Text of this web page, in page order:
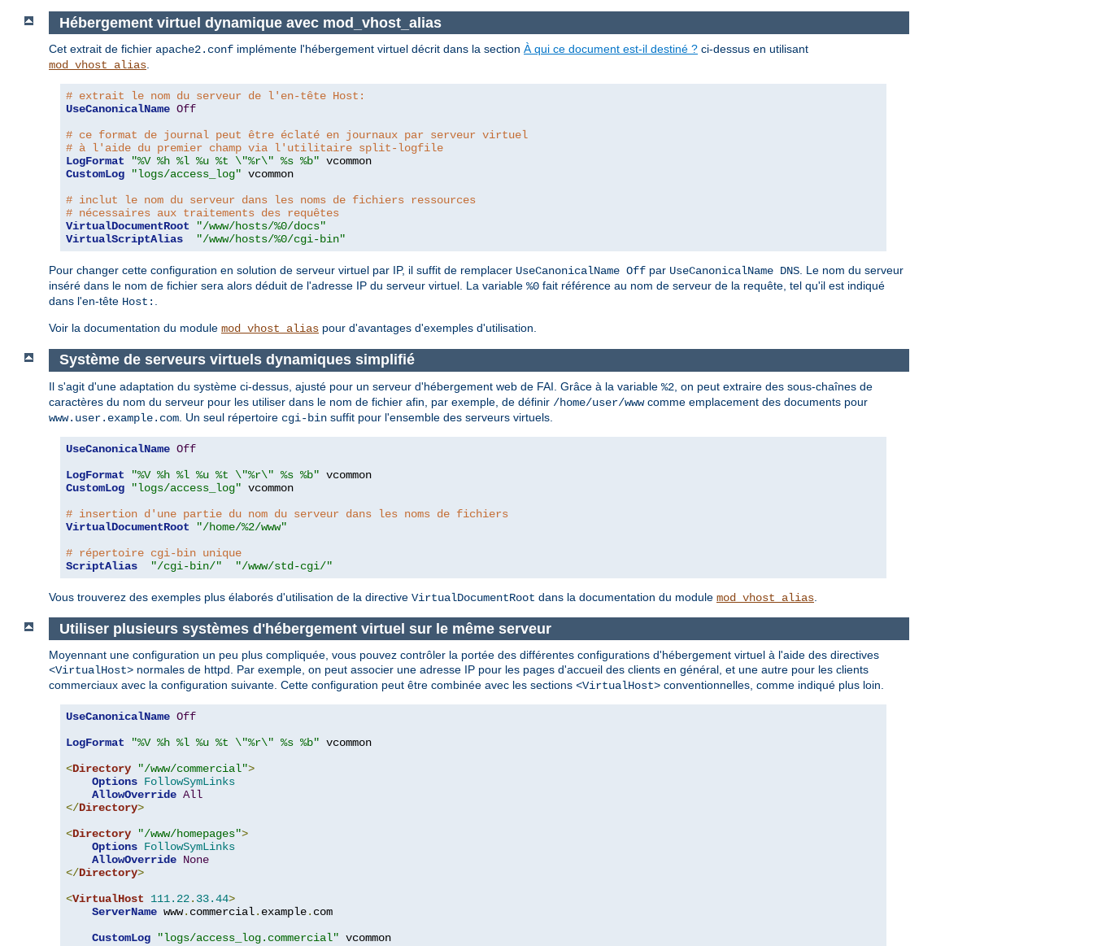
Hébergement virtuel dynamique avec mod_vhost_alias
Cet extrait de fichier apache2.conf implémente l'hébergement virtuel décrit dans la section À qui ce document est-il destiné ? ci-dessus en utilisant
mod_vhost_alias.
# extrait le nom du serveur de l'en-tête Host:
UseCanonicalName Off
# ce format de journal peut être éclaté en journaux par serveur virtuel
# à l'aide du premier champ via l'utilitaire split-logfile
LogFormat
"%V %h %l %u %t \"%r\" %s %b"
CustomLog
"logs/access_log" vcommon
# inclut le nom du serveur dans les noms de fichiers ressources
# nécessaires aux traitements des requêtes
VirtualDocumentRoot
"/www/hosts/%0/docs"
VirtualScriptAlias
"/www/hosts/%0/cgi-bin"
Pour changer cette configuration en solution de serveur virtuel par IP, il suffit de remplacer UseCanonicalName Off par UseCanonicalName DNS. Le nom du serveur
inséré dans le nom de fichier sera alors déduit de l'adresse IP du serveur virtuel. La variable %0 fait référence au nom de serveur de la requête, tel qu'il est indiqué
dans l'en-tête Host: .
Voir la documentation du module mod_vhost_alias pour d'avantages d'exemples d'utilisation.
Système de serveurs virtuels dynamiques simplifié
Il s'agit d'une adaptation du système ci-dessus, ajusté pour un serveur d'hébergement web de FAI. Grâce à la variable %2 , on peut extraire des sous-chaînes de
caractères du nom du serveur pour les utiliser dans le nom de fichier afin, par exemple, de définir /home/user/wwwcomme emplacement des documents pour
www.user.example.com . Un seul répertoire cgi-bin suffit pour l'ensemble des serveurs virtuels.
UseCanonicalName Off
LogFormat
"%V %h %l %u %t \"%r\" %s %b"
CustomLog
"logs/access_log" vcommon
# insertion d'une partie du nom du serveur dans les noms de fichiers
VirtualDocumentRoot
"/home/%2/www"
# répertoire cgi-bin unique
ScriptAlias
"/cgi-bin/" "/www/std-cgi/"
Vous trouverez des exemples plus élaborés d'utilisation de la directive VirtualDocumentRoot dans la documentation du module mod_vhost_alias
Utiliser plusieurs systèmes d'hébergement virtuel sur le même serveur
Moyennant une configuration un peu plus compliquée, vous pouvez contrôler la portée des différentes configurations d'hébergement virtuel à l'aide des directives
<VirtualHost> normales de httpd. Par exemple, on peut associer une adresse IP pour les pages d'accueil des clients en général, et une autre pour les clients
commerciaux avec la configuration suivante. Cette configuration peut être combinée avec les sections <VirtualHost> conventionnelles, comme indiqué plus loin.
UseCanonicalName Off
LogFormat
"%V %h %l %u %t \"%r\" %s %b" vcommon
<Directory "/www/commercial">
Options FollowSymLinks
AllowOverride All
</Directory>
<Directory "/www/homepages">
Options FollowSymLinks
AllowOverride None
</Directory>
<VirtualHost 111.22. 33.44>
ServerName www. commercial. example. com
CustomLog
"logs/access_log.commercial" vcommon